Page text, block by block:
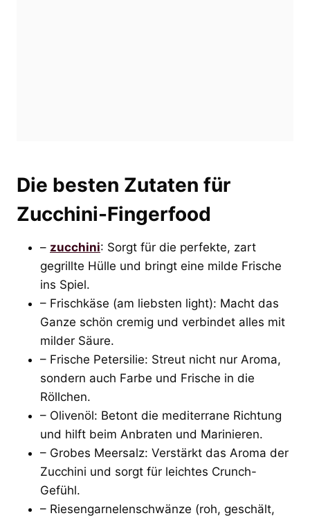
Die besten Zutaten für
Zucchini-Fingerfood
– zucchini: Sorgt für die perfekte, zart
gegrillte Hülle und bringt eine milde Frische
ins Spiel.
– Frischkäse (am liebsten light): Macht das
Ganze schön cremig und verbindet alles mit
milder Säure.
– Frische Petersilie: Streut nicht nur Aroma,
sondern auch Farbe und Frische in die
Röllchen.
– Olivenöl: Betont die mediterrane Richtung
und hilft beim Anbraten und Marinieren.
– Grobes Meersalz: Verstärkt das Aroma der
Zucchini und sorgt für leichtes Crunch-
Gefühl.
– Riesengarnelenschwänze (roh, geschält,